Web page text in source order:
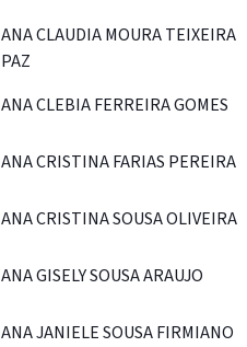
ANA CLAUDIA MOURA TEIXEIRA
PAZ
ANA CLEBIA FERREIRA GOMES
ANA CRISTINA FARIAS PEREIRA
ANA CRISTINA SOUSA OLIVEIRA
ANA GISELY SOUSA ARAUJO
ANA JANIELE SOUSA FIRMIANO